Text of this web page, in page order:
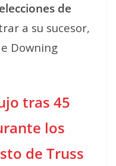
de
a su sucesor,
Downing
tras 45
los
de Truss